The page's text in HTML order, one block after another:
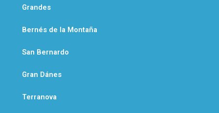
Grandes
Bernés de la Montaña
San Bernardo
Gran Dánes
Terranova